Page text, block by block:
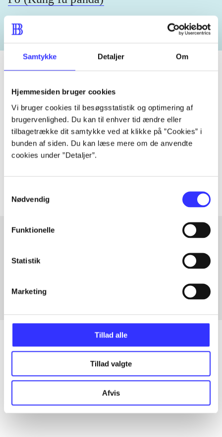
Samtykke Detaljer Om
Hjemmesiden bruger cookies
Vi bruger cookies til besøgsstatistik og optimering af
brugervenlighed. Du kan til enhver tid ændre eller
tilbagetrække dit samtykke ved at klikke på ”Cookies” i
bunden af siden. Du kan læse mere om de anvendte
cookies under ”Detaljer”.
Nødvendig
Funktionelle
Statistik
Marketing
Tillad alle
Tillad valgte
Afvis
Tidsskrift
Artiklen er en del af
lorem ipsum dolor sit amet ...
Tidsskrift
Artikler med samme emner
Alle registrerede artikler fordelt på udgivelser